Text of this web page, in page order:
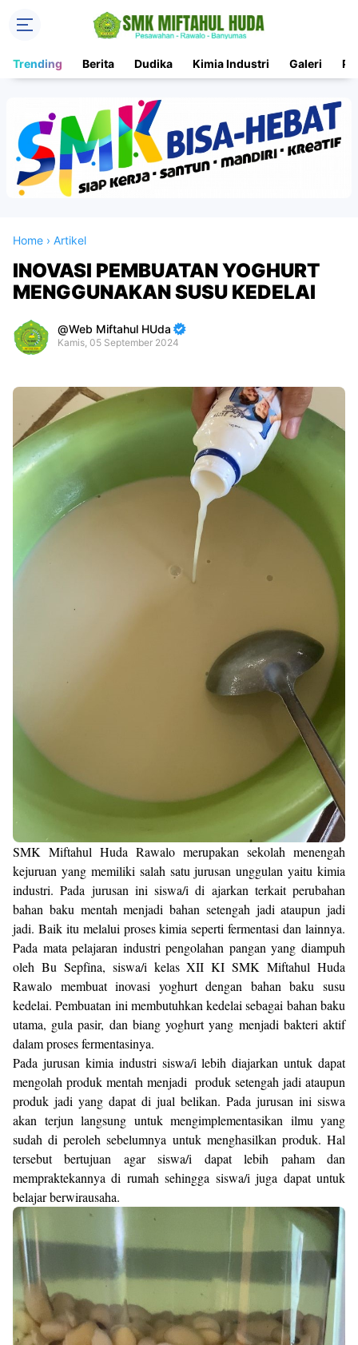
Trending Berita Dudika Kimia Industri Galeri
Home › Artikel
INOVASI PEMBUATAN YOGHURT
MENGGUNAKAN SUSU KEDELAI
Web Miftahul HUda
Kamis, 05 September 2024
By
Raushan
Design
With
Shroff
Templates
SMK Miftahul Huda Rawalo merupakan sekolah menengah
kejuruan yang memiliki salah satu jurusan unggulan yaitu kimia
industri. Pada jurusan ini siswa/i di ajarkan terkait perubahan
bahan baku mentah menjadi bahan setengah jadi ataupun jadi
jadi. Baik itu melalui proses kimia seperti fermentasi dan lainnya.
Pada mata pelajaran industri pengolahan pangan yang diampuh
oleh Bu Sepfina, siswa/i kelas XII KI SMK Miftahul Huda
Rawalo membuat inovasi yoghurt dengan bahan baku susu
kedelai. Pembuatan ini membutuhkan kedelai sebagai bahan baku
utama, gula pasir, dan biang yoghurt yang menjadi bakteri aktif
dalam proses fermentasinya.
Pada jurusan kimia industri siswa/i lebih diajarkan untuk dapat
mengolah produk mentah menjadi produk setengah jadi ataupun
produk jadi yang dapat di jual belikan. Pada jurusan ini siswa
akan terjun langsung untuk mengimplementasikan ilmu yang
sudah di peroleh sebelumnya untuk menghasilkan produk. Hal
tersebut bertujuan agar siswa/i dapat lebih paham dan
mempraktekannya di rumah sehingga siswa/i juga dapat untuk
belajar berwirausaha.